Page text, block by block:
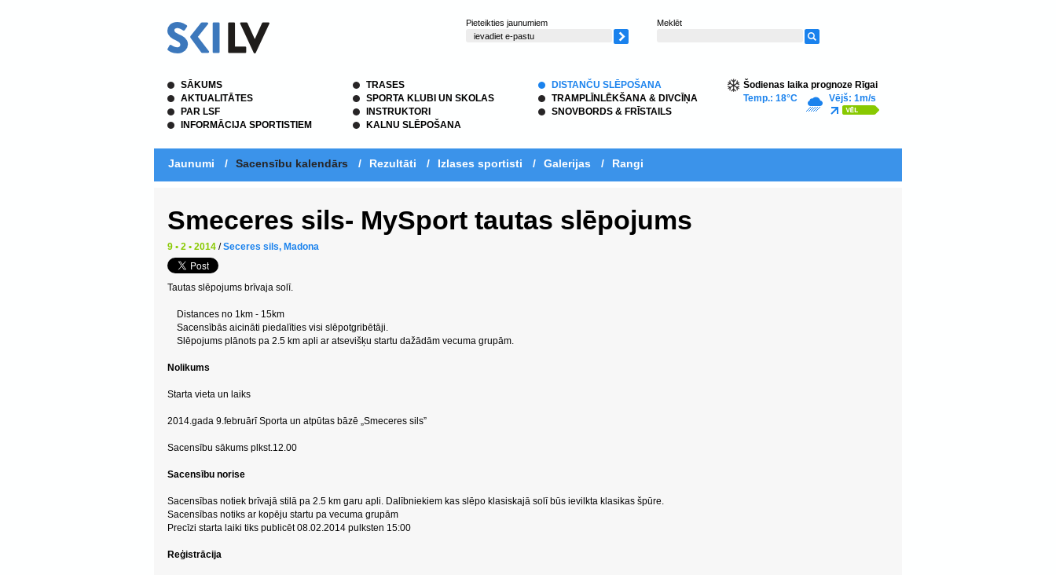
Pieteikties jaunumiem Meklēt
SĀKUMS
AKTUALITĀTES
PAR LSF
INFORMĀCIJA SPORTISTIEM
TRASES
SPORTA KLUBI UN SKOLAS
INSTRUKTORI
KALNU SLĒPOŠANA
DISTANČU SLĒPOŠANA
TRAMPLĪNLĒKŠANA & DIVCĪŅA
SNOVBORDS & FRĪSTAILS
Šodienas laika prognoze Rīgai
Temp.: 18°C
Vējš: 1m/s
Jaunumi / Sacensību kalendārs / Rezultāti / Izlases sportisti / Galerijas / Rangi
Smeceres sils- MySport tautas slēpojums
9 • 2 • 2014 /Seceres sils, Madona
Tautas slēpojums brīvaja solī.
Distances no 1km - 15km
Sacensībās aicināti piedalīties visi slēpotgribētāji.
Slēpojums plānots pa 2.5 km apli ar atsevišķu startu dažādām vecuma grupām.
Nolikums
Starta vieta un laiks
2014.gada 9.februārī Sporta un atpūtas bāzē „Smeceres sils”
Sacensību sākums plkst.12.00
Sacensību norise
Sacensības notiek brīvajā stilā pa 2.5 km garu apli. Dalībniekiem kas slēpo klasiskajā solī būs ievilkta klasikas špūre.
Sacensības notiks ar kopēju startu pa vecuma grupām
Precīzi starta laiki tiks publicēt 08.02.2014 pulksten 15:00
Reģistrācija